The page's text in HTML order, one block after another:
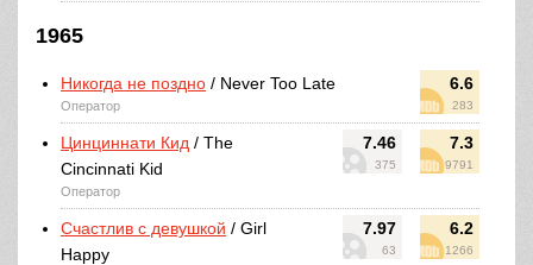
1965
6.6
283
Никогда не поздно / Never Too Late
Оператор
7.46
375
7.3
9791
Цинциннати Кид / The
Cincinnati Kid
Оператор
7.97
63
6.2
1266
Счастлив с девушкой / Girl
Happy